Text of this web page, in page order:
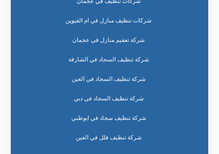
شركات تنظيف منازل في ام القيوين
شركة تعقيم منازل في عجمان
شركة تنظيف السجاد في الشارقة
شركة تنظيف السجاد في العين
شركة تنظيف السجاد في دبي
شركة تنظيف سجاد في ابوظبي
شركة تنظيف فلل في العين